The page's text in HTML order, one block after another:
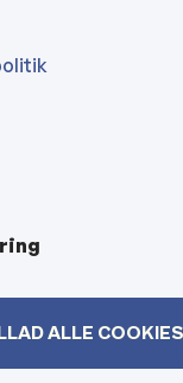
og
ALLE COOKIES